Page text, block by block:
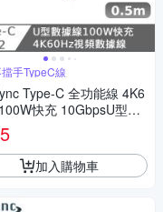
手TypeC線
Type-C 全功能線 4K6
快充 10GbpsU型充
米
加入購物車